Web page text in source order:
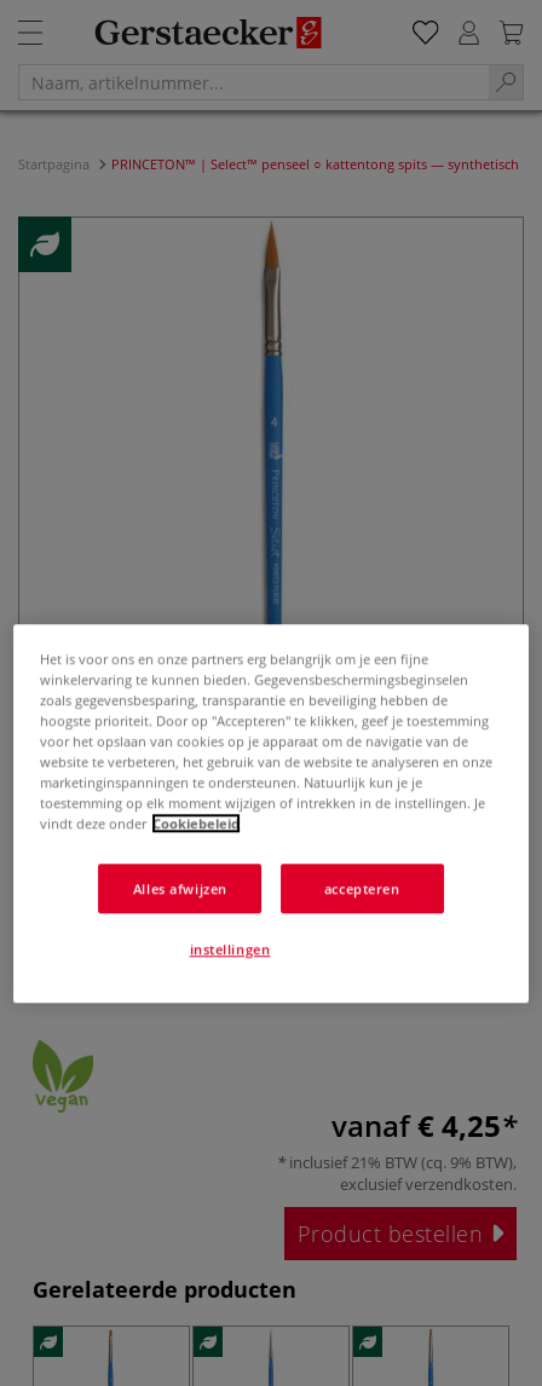
Startpagina PRINCETON™ | Select™ penseel ○ kattentong spits — synthetisch
PRINCETON™ | Select™ penseel ○
kattentong spits — synthetisch
0 Beoordeling
Door de kortere steel van dit multi-media penseel —
geschikt voor oa. acrylverf, aquarelverf en olieverf — zit je
spitse punt, een dunne zijkant en een brede, platte zijde —
vanaf€ 4,25
inclusief 21% BTW (cq. 9% BTW),
exclusiefverzendkosten.
Product bestellen
Gerelateerde producten
Het is voor ons en onze partners erg belangrijk om je een fijne
winkelervaring te kunnen bieden. Gegevensbeschermingsbeginselen
zoals gegevensbesparing, transparantie en beveiliging hebben de
hoogste prioriteit. Door op "Accepteren" te klikken, geef je toestemming
voor het opslaan van cookies op je apparaat om de navigatie van de
website te verbeteren, het gebruik van de website te analyseren en onze
marketinginspanningen te ondersteunen. Natuurlijk kun je je
toestemming op elk moment wijzigen of intrekken in de instellingen. Je
vindt deze onder Cookiebeleid
Alles afwijzen accepteren
instellingen